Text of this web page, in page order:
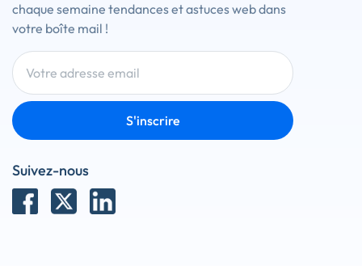
chaque semaine tendances et astuces web dans
votre boîte mail !
S'inscrire
Suivez-nous